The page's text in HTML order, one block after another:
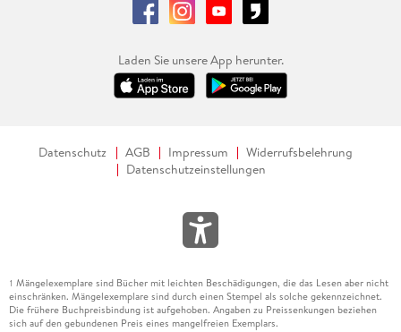
Laden Sie unsere App herunter.
Datenschutz AGB Impressum
Widerrufsbelehrung
Datenschutzeinstellungen
1 Mängelexemplare sind Bücher mit leichten Beschädigungen, die das Lesen aber nicht
einschränken. Mängelexemplare sind durch einen Stempel als solche gekennzeichnet.
Die frühere Buchpreisbindung ist aufgehoben. Angaben zu Preissenkungen beziehen
sich auf den gebundenen Preis eines mangelfreien Exemplars.